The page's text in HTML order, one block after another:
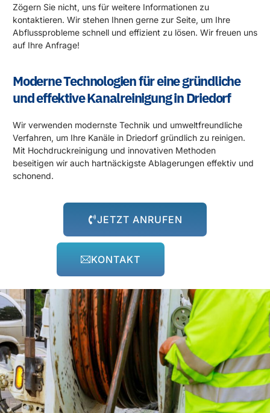
Zögern Sie nicht, uns für weitere Informationen zu
kontaktieren. Wir stehen Ihnen gerne zur Seite, um Ihre
Abflussprobleme schnell und effizient zu lösen. Wir freuen uns
auf Ihre Anfrage!
Moderne Technologien für eine gründliche
und effektive Kanalreinigung in Driedorf
Wir verwenden modernste Technik und umweltfreundliche
Verfahren, um Ihre Kanäle in Driedorf gründlich zu reinigen.
Mit Hochdruckreinigung und innovativen Methoden
beseitigen wir auch hartnäckigste Ablagerungen effektiv und
schonend.
JETZT ANRUFEN
KONTAKT